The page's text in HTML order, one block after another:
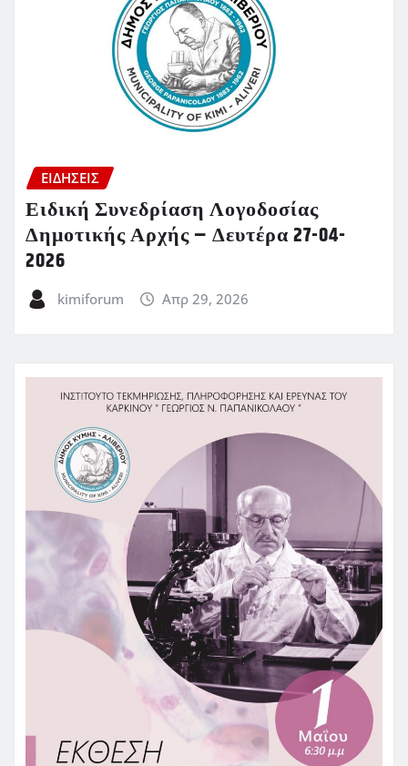
ΕΙΔΗΣΕΙΣ
Ειδική Συνεδρίαση Λογοδοσίας
Δημοτικής Αρχής – Δευτέρα 27-04-
2026
kimiforum Απρ 29, 2026